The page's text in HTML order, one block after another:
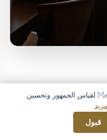
خاص على
🍪 نستخدم Google Analytics وبكسل Meta لقياس الجمهور وتحسين
قبول